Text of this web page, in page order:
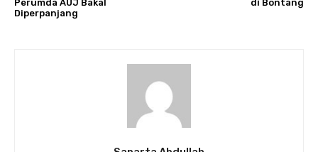
Perumda AUJ Bakal
Diperpanjang
di Bontang